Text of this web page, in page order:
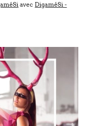
avec DigaméSi -